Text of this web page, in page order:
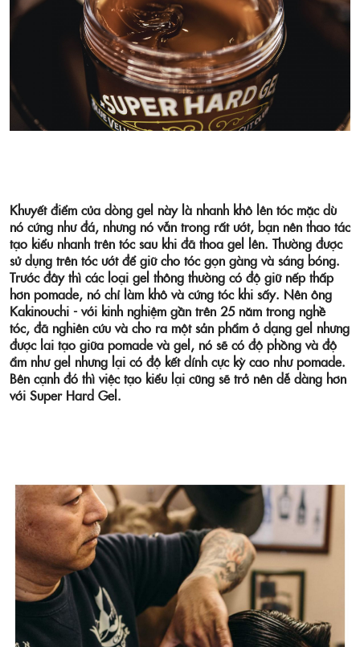
Khuyết điểm của dòng gel này là nhanh khô lên tóc mặc dù
nó cứng như đá, nhưng nó vẫn trong rất ướt, bạn nên thao tác
tạo kiểu nhanh trên tóc sau khi đã thoa gel lên. Thường được
sử dụng trên tóc ướt để giữ cho tóc gọn gàng và sáng bóng.
Trước đây thì các loại gel thông thường có độ giữ nếp thấp
hơn pomade, nó chỉ làm khô và cứng tóc khi sấy. Nên ông
Kakinouchi - với kinh nghiệm gần trên 25 năm trong nghề
tóc, đã nghiên cứu và cho ra một sản phẩm ở dạng gel nhưng
được lai tạo giữa pomade và gel, nó sẽ có độ phồng và độ
ẩm như gel nhưng lại có độ kết dính cực kỳ cao như pomade.
Bên cạnh đó thì việc tạo kiểu lại cũng sẽ trở nên dễ dàng hơn
với Super Hard Gel.